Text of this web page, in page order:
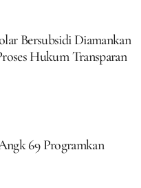
Bersubsidi Diamankan
Hukum Transparan
69 Programkan